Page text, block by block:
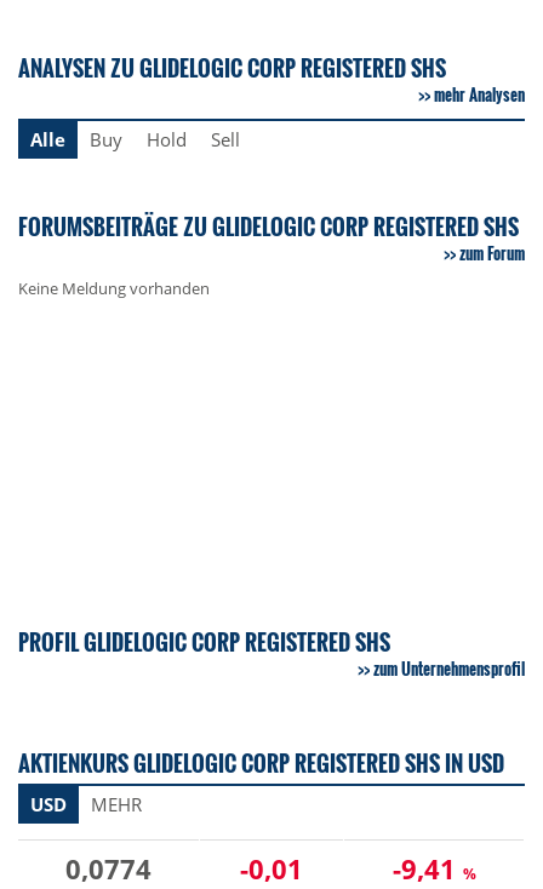
ANALYSEN ZU GLIDELOGIC CORP REGISTERED SHS
mehr Analysen
Alle
Buy Hold Sell
FORUMSBEITRÄGE ZU GLIDELOGIC CORP REGISTERED SHS
zum Forum
Keine Meldung vorhanden
PROFIL GLIDELOGIC CORP REGISTERED SHS
zum Unternehmensprofil
AKTIENKURS GLIDELOGIC CORP REGISTERED SHS IN USD
USD MEHR
0,0774 -0,01 -9,41 %